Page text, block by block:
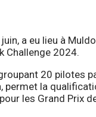
a eu lieu à
Challenge 2024.
20 pilotes
permet la
les Grand Prix